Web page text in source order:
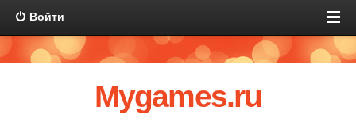
Войти
Mygames.ru